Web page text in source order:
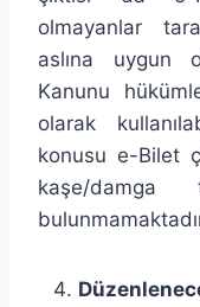
olmayanlar
aslına uygun
Kanunu
olarak
konusu e-Bilet
kaşe/